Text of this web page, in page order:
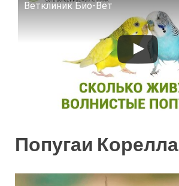
Ветклиник Био-Вет
Смотрите это видео на YouTube
Попугаи Корелла